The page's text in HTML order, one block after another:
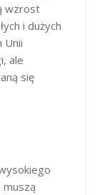
wzrost
i dużych
Unii
ale
się